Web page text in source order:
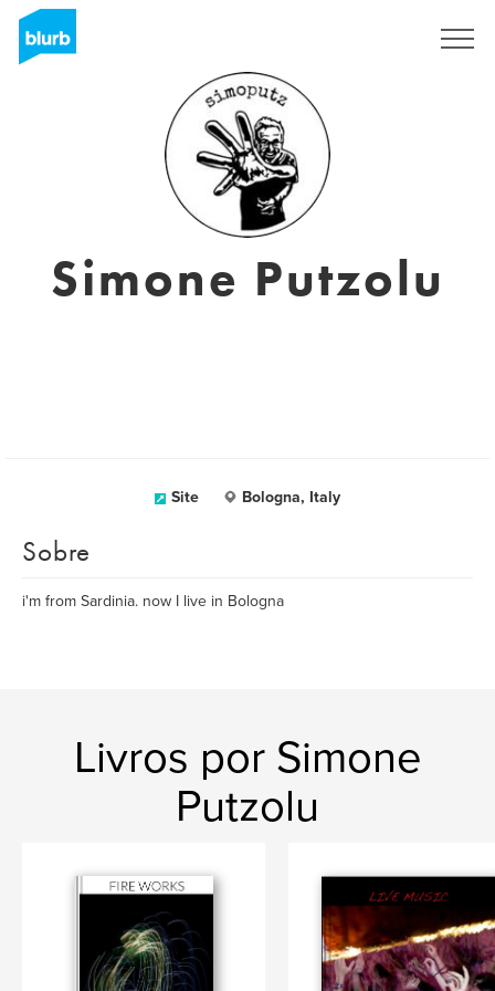
Simone Putzolu
Site Bologna, Italy
Sobre
i'm from Sardinia. now I live in Bologna
Livros por Simone
Putzolu